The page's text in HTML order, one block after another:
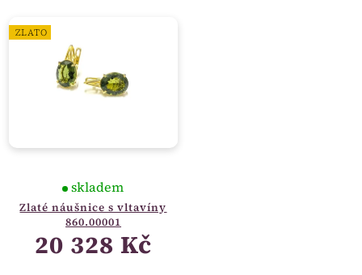
Nejprodávanější
Abecedně
ZLATO
Zlaté náušnice s vltavíny
860.00001
skladem
20 328 Kč